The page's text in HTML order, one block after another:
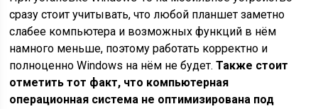
сразу стоит учитывать, что любой планшет заметно
слабее компьютера и возможных функций в нём
намного меньше, поэтому работать корректно и
полноценно Windows на нём не будет.Также стоит
отметить тот факт, что компьютерная
операционная система не оптимизирована под